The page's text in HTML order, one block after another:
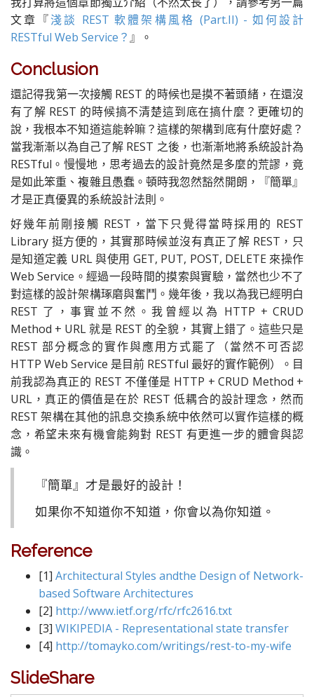
文章『淺談 REST 軟體架構風格 (Part.II) - 如何設計
RESTful Web Service？』。
Conclusion
還記得我第一次接觸 REST 的時候也是摸不著頭緒，在還沒
有了解 REST 的時候搞不清楚這到底在搞什麼？更確切的
說，我根本不知道這能幹嘛？這樣的架構到底有什麼好處？
當我漸漸以為自己了解 REST 之後，也漸漸地將系統設計為
RESTful。慢慢地，思考過去的設計竟然是多麼的荒謬，竟
是如此笨重、複雜且愚蠢。頓時我忽然豁然開朗，『簡單』
才是正真優異的系統設計法則。
好幾年前剛接觸 REST，當下只覺得當時採用的 REST
Library 挺方便的，其實那時候並沒有真正了解 REST，只
是知道定義 URL 與使用 GET, PUT, POST, DELETE 來操作
Web Service。經過一段時間的摸索與實驗，當然也少不了
對這樣的設計架構琢磨與奮鬥。幾年後，我以為我已經明白
REST 了，事實並不然。我曾經以為 HTTP + CRUD
Method + URL 就是 REST 的全貌，其實上錯了。這些只是
REST 部分概念的實作與應用方式罷了（當然不可否認
HTTP Web Service 是目前 RESTful 最好的實作範例）。目
前我認為真正的 REST 不僅僅是 HTTP + CRUD Method +
URL，真正的價值是在於 REST 低耦合的設計理念，然而
REST 架構在其他的訊息交換系統中依然可以實作這樣的概
念，希望未來有機會能夠對 REST 有更進一步的體會與認
識。
『簡單』才是最好的設計！
如果你不知道你不知道，你會以為你知道。
Reference
[1] Architectural Styles andthe Design of Network-
based Software Architectures
[2] http://www.ietf.org/rfc/rfc2616.txt
[3] WIKIPEDIA - Representational state transfer
[4] http://tomayko.com/writings/rest-to-my-wife
SlideShare